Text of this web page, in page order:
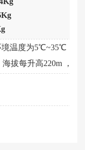
Kg
温度为5℃~35℃（柜
海拔每升高220m ，环